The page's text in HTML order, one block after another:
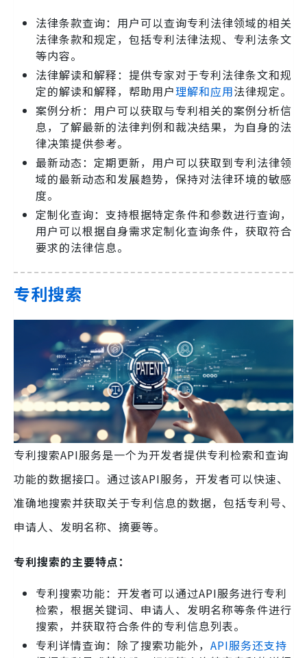
法律条款查询：用户可以查询专利法律领域的相关
法律条款和规定，包括专利法律法规、专利法条文
等内容。
法律解读和解释：提供专家对于专利法律条文和规
定的解读和解释，帮助用户理解和应用法律规定。
案例分析：用户可以获取与专利相关的案例分析信
息，了解最新的法律判例和裁决结果，为自身的法
律决策提供参考。
最新动态：定期更新，用户可以获取到专利法律领
域的最新动态和发展趋势，保持对法律环境的敏感
度。
定制化查询：支持根据特定条件和参数进行查询，
用户可以根据自身需求定制化查询条件，获取符合
要求的法律信息。
专利搜索
专利搜索API服务是一个为开发者提供专利检索和查询
功能的数据接口。通过该API服务，开发者可以快速、
准确地搜索并获取关于专利信息的数据，包括专利号、
申请人、发明名称、摘要等。
专利搜索的主要特点：
专利搜索功能：开发者可以通过API服务进行专利
检索，根据关键词、申请人、发明名称等条件进行
搜索，并获取符合条件的专利信息列表。
专利详情查询：除了搜索功能外， API服务还支持